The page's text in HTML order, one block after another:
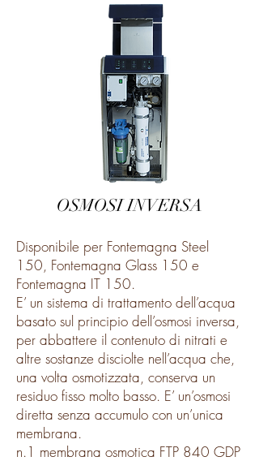
OSMOSI INVERSA
Disponibile per Fontemagna Steel
150, Fontemagna Glass 150 e
Fontemagna IT 150.
E’ un sistema di trattamento dell’acqua
basato sul principio dell’osmosi inversa,
per abbattere il contenuto di nitrati e
altre sostanze disciolte nell’acqua che,
una volta osmotizzata, conserva un
residuo fisso molto basso. E’ un’osmosi
diretta senza accumulo con un’unica
membrana.
n.1 membrana osmotica FTP 840 GDP